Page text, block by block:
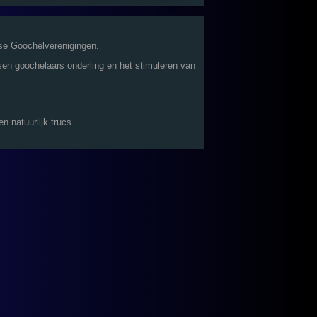
Goochelverenigingen.
goochelaars onderling en het stimuleren van
natuurlijk trucs.